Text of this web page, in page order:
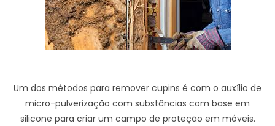
Um dos métodos para remover cupins é com o auxílio de
micro-pulverização com substâncias com base em
silicone para criar um campo de proteção em móveis.